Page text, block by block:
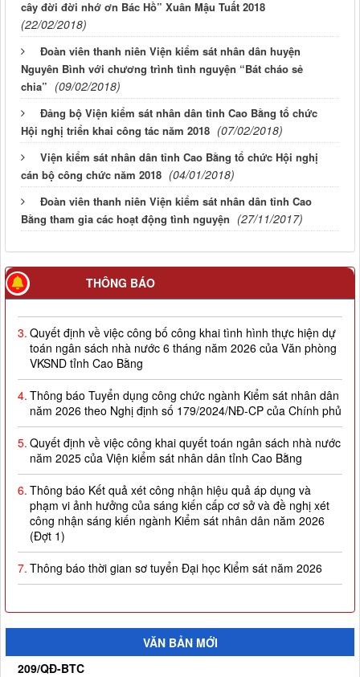
cây đời đời nhớ ơn Bác Hồ” Xuân Mậu Tuất 2018
(22/02/2018)
Đoàn viên thanh niên Viện kiểm sát nhân dân huyện
Nguyên Bình với chương trình tình nguyện “Bát cháo sẻ
chia” (09/02/2018)
Đảng bộ Viện kiểm sát nhân dân tỉnh Cao Bằng tổ chức
Hội nghị triển khai công tác năm 2018 (07/02/2018)
Viện kiểm sát nhân dân tỉnh Cao Bằng tổ chức Hội nghị
cán bộ công chức năm 2018 (04/01/2018)
Đoàn viên thanh niên Viện kiểm sát nhân dân tỉnh Cao
Bằng tham gia các hoạt động tình nguyện (27/11/2017)
THÔNG BÁO
2.Quyết định về việc công bố công khai giao dự toán NSNN
3.Quyết định về việc công bố công khai tình hình thực hiện dự
toán ngân sách nhà nước 6 tháng năm 2026 của Văn phòng
VKSND tỉnh Cao Bằng
4.Thông báo Tuyển dụng công chức ngành Kiểm sát nhân dân
năm 2026 theo Nghị định số 179/2024/NĐ-CP của Chính phủ
5.Quyết định về việc công khai quyết toán ngân sách nhà nước
năm 2025 của Viện kiểm sát nhân dân tỉnh Cao Bằng
6.Thông báo Kết quả xét công nhận hiệu quả áp dụng và
phạm vi ảnh hưởng của sáng kiến cấp cơ sở và đề nghị xét
công nhận sáng kiến ngành Kiểm sát nhân dân năm 2026
(Đợt 1)
7.Thông báo thời gian sơ tuyển Đại học Kiểm sát năm 2026
8.Công khai thực hiện dự toán thu-chi ngân sách quý I năm
9.Quyết định công nhận kết quả và trao giải thưởng Cuộc thi
trực tuyến về chuyển đổi số và an toàn thông tin trong ngành
Kiểm sát nhân dân tỉnh Cao Bằng
VĂN BẢN MỚI
209/QĐ-BTC